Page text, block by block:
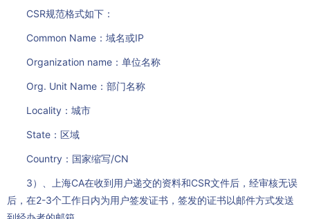
CSR规范格式如下：
Common Name：域名或IP
Organization name：单位名称
Org. Unit Name：部门名称
Locality：城市
State：区域
Country：国家缩写/CN
3）、上海CA在收到用户递交的资料和CSR文件后，经审核无误
后，在2-3个工作日内为用户签发证书，签发的证书以邮件方式发送